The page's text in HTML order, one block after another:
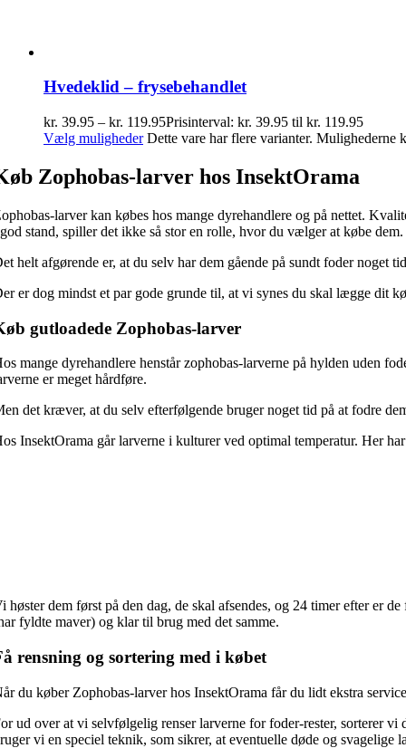
Hvedeklid – frysebehandlet
kr. 39.95 – kr. 119.95Prisinterval: kr. 39.95 til kr. 119.95
Vælg muligheder Dette vare har flere varianter. Mulighederne
Zophobas-larver hos InsektOrama
larver kan købes hos mange dyrehandlere og på nettet.
stand, spiller det ikke så stor en rolle, hvor du vælger at købe dem.
helt afgørende er, at du selv har dem gående på sundt foder noget
er dog mindst et par gode grunde til, at vi synes du skal lægge dit
gutloadede Zophobas-larver
mange dyrehandlere henstår zophobas-larverne på hylden uden
er meget hårdføre.
det kræver, at du selv efterfølgende bruger noget tid på at fodre
InsektOrama går larverne i kulturer ved optimal temperatur. Her
høster dem først på den dag, de skal afsendes, og 24 timer efter er
fyldte maver) og klar til brug med det samme.
rensning og sortering med i købet
du køber Zophobas-larver hos InsektOrama får du lidt ekstra
ud over at vi selvfølgelig renser larverne for foder-rester, sorterer
vi en speciel teknik, som sikrer, at eventuelle døde og svagelige